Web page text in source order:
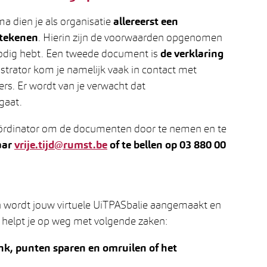
dien je als organisatieallereerst een
. Hierin zijn de voorwaarden opgenomen
hebt. Een tweede document is de verklaring
kom je namelijk vaak in contact met
Er wordt van je verwacht dat
om de documenten door te nemen en te
vrije.tijd@rumst.beof te bellen op 03 880 00
jouw virtuele UiTPASbalie aangemaakt en
je op weg met volgende zaken:
punten sparen en omruilen of het